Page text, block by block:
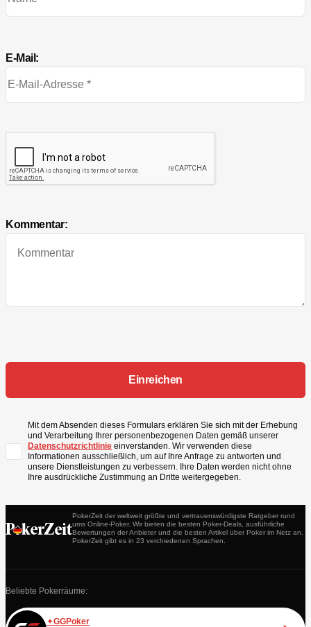
E-Mail:
Kommentar:
Mit dem Absenden dieses Formulars erklären Sie sich mit der Erhebung
und Verarbeitung Ihrer personenbezogenen Daten gemäß unserer
Datenschutzrichtlinie einverstanden. Wir verwenden diese
Informationen ausschließlich, um auf Ihre Anfrage zu antworten und
unsere Dienstleistungen zu verbessern. Ihre Daten werden nicht ohne
Ihre ausdrückliche Zustimmung an Dritte weitergegeben.
PokerZeit der weltweit größte und vertrauenswürdigste Ratgeber rund
ums Online-Poker. Wir bieten die besten Poker-Deals, ausführliche
Bewertungen der Anbieter und die besten Artikel über Poker im Netz an.
PokerZeit gibt es in 23 verchiedenen Sprachen.
Beliebte Pokerräume:
GGPoker